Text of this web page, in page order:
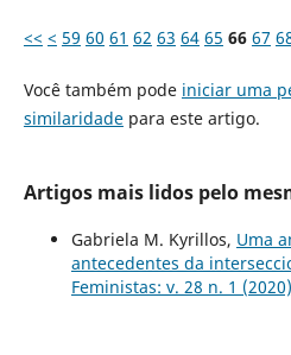
<< < 59 60 61 62 63 64 65 66 67
Você também pode iniciar uma
similaridadepara este artigo.
Artigos mais lidos pelo
Gabriela M. Kyrillos, Uma
antecedentes da
Feministas: v. 28 n. 1 (2020)